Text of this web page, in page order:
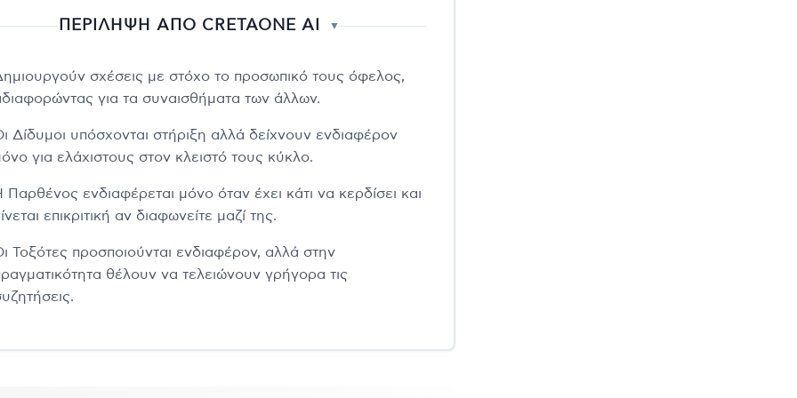
ΠΕΡΙΛΗΨΗ ΑΠΟ CRETAONE AI ▼
σχέσεις με στόχο το προσωπικό τους όφελος,
για τα συναισθήματα των άλλων.
Δίδυμοι υπόσχονται στήριξη αλλά δείχνουν ενδιαφέρον
για ελάχιστους στον κλειστό τους κύκλο.
Παρθένος ενδιαφέρεται μόνο όταν έχει κάτι να κερδίσει και
επικριτική αν διαφωνείτε μαζί της.
Τοξότες προσποιούνται ενδιαφέρον, αλλά στην
θέλουν να τελειώνουν γρήγορα τις